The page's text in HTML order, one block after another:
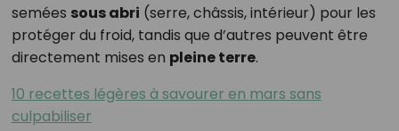
semées sous abri (serre, châssis, intérieur) pour les
protéger du froid, tandis que d’autres peuvent être
directement mises en pleine terre.
10 recettes légères à savourer en mars sans
culpabiliser